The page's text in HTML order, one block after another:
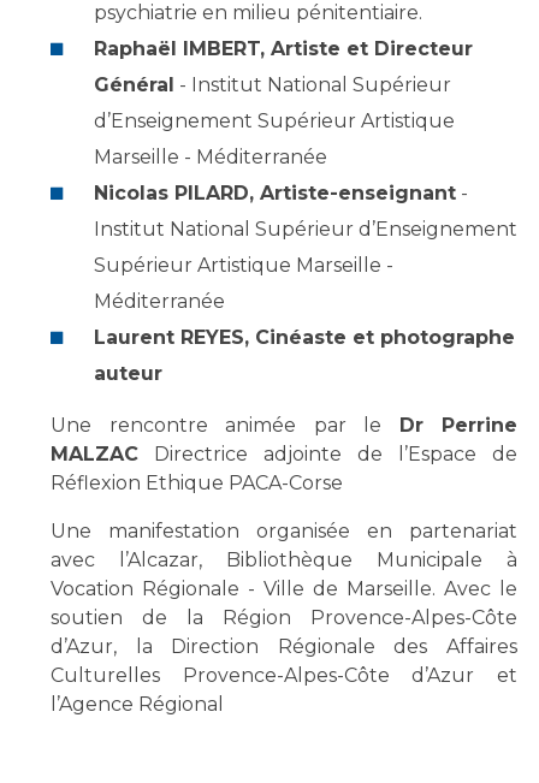
Nos indicateurs qualité et de sécurité des soins
Protection des données
Sécurité
Les recherches en santé à l’AP-HM
psychiatrie en milieu pénitentiaire.
Raphaël IMBERT, Artiste et Directeur
Général - Institut National Supérieur
d’Enseignement Supérieur Artistique
Marseille - Méditerranée
Nicolas PILARD, Artiste-enseignant -
Institut National Supérieur d’Enseignement
Supérieur Artistique Marseille -
Méditerranée
Laurent REYES, Cinéaste et photographe
auteur
Une rencontre animée par le
Dr Perrine
MALZAC Directrice adjointe de l’Espace de
Réflexion Ethique PACA-Corse
Une manifestation organisée en partenariat
avec l’Alcazar, Bibliothèque Municipale à
Vocation Régionale - Ville de Marseille. Avec le
soutien de la Région Provence-Alpes-Côte
d’Azur, la Direction Régionale des Affaires
Culturelles Provence-Alpes-Côte d’Azur et
l’Agence Régional